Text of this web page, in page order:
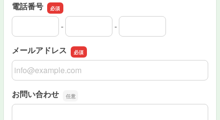
電話番号
電話番号の市外局番
-
電話番号の市内局番 -
電話番号の加入者番号
メールアドレス
メールアドレス
お問い合わせ
お問い合わせ